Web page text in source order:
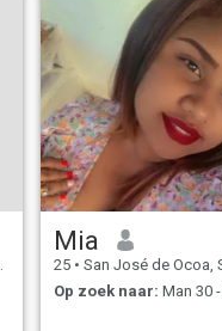
Mia
25 • San José de Ocoa, San José de Ocoa,
Op zoek naar: Man 30